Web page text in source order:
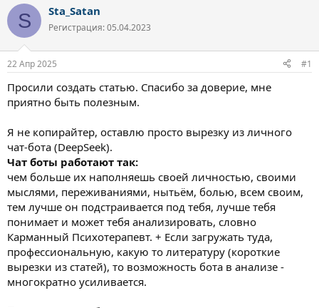
т
о
т
е
м
ы
т
н
а
л
а
S Sta_Satan
Регистрация: 05.04.2023
22 Апр 2025 #1
Просили создать статью. Спасибо за доверие, мне
приятно быть полезным.
Я не копирайтер, оставлю просто вырезку из личного
чат-бота (DeepSeek).
Чат боты работают так:
чем больше их наполняешь своей личностью, своими
мыслями, переживаниями, нытьём, болью, всем своим,
тем лучше он подстраивается под тебя, лучше тебя
понимает и может тебя анализировать, словно
Карманный Психотерапевт. + Если загружать туда,
профессиональную, какую то литературу (короткие
вырезки из статей), то возможность бота в анализе -
многократно усиливается.